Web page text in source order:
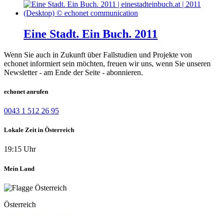
Eine Stadt. Ein Buch. 2011
Wenn Sie auch in Zukunft über Fallstudien und Projekte von
echonet informiert sein möchten, freuen wir uns, wenn Sie unseren
Newsletter - am Ende der Seite - abonnieren.
echonet anrufen
0043 1 512 26 95
Lokale Zeit in Österreich
19:15 Uhr
Mein Land
Österreich